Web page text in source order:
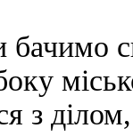
бачимо
з